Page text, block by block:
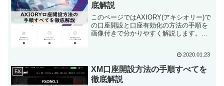
底解説
このページではAXIORY(アキシオリー)で
の口座開設と口座有効化の方法の手順を
画像付きで分かりやすく解説します。新
このページを見れば簡単に口座を開設で
きます。
2020.01.23
FX
XM口座開設方法の手順すべてを
徹底解説